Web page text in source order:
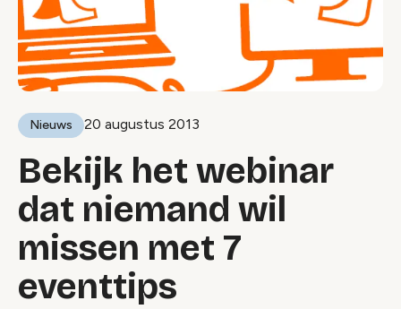
Nieuws 20 augustus 2013
Bekijk het webinar
dat niemand wil
missen met 7
eventtips